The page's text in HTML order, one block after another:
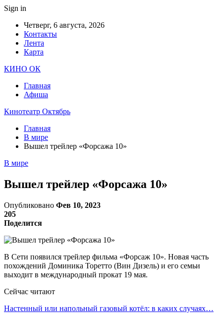
Sign in
Четверг, 6 августа, 2026
Контакты
Лента
Карта
КИНО ОК
Главная
Афиша
Кинотеатр Октябрь
Главная
В мире
Вышел трейлер «Форсажа 10»
В мире
Вышел трейлер «Форсажа 10»
Опубликовано Фев 10, 2023
205
Поделится
В Сети появился трейлер фильма «Форсаж 10». Новая часть
похождений Доминика Торетто (Вин Дизель) и его семьи
выходит в международный прокат 19 мая.
Сейчас читают
Настенный или напольный газовый котёл: в каких случаях…